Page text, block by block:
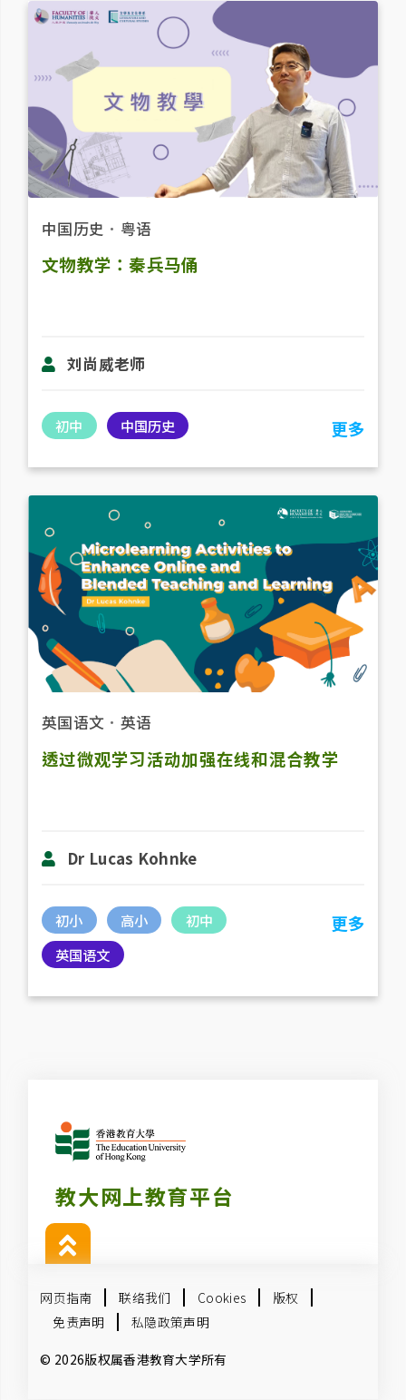
中国历史 ． 粤语
文物教学：秦兵马俑
刘尚威老师
初中 中国历史 更多
英国语文 ． 英语
透过微观学习活动加强在线和混合教学
Dr Lucas Kohnke
初小 高小
初中
英国语文
更多
教大网上教育平台
网页指南 联络我们 Cookies
版权
免责声明
私隐政策声明
© 2026版权属香港教育大学所有